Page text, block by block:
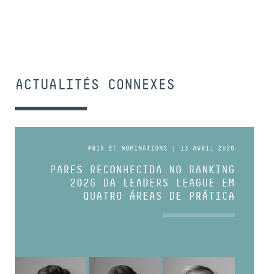
ACTUALITÉS CONNEXES
PRIX ET NOMINATIONS | 13 AVRIL 2026
PARES RECONHECIDA NO RANKING
2026 DA LEADERS LEAGUE EM
QUATRO ÁREAS DE PRÁTICA